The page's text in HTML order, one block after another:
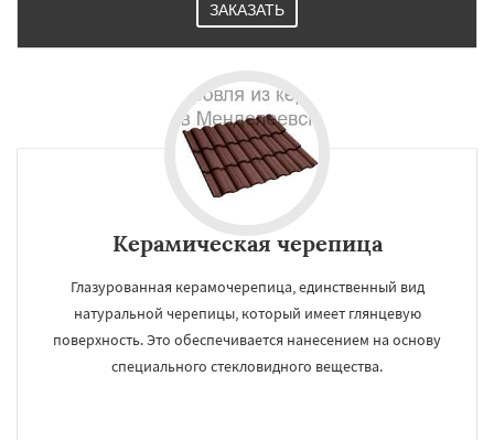
ЗАКАЗАТЬ
Керамическая черепица
Глазурованная керамочерепица, единственный вид
натуральной черепицы, который имеет глянцевую
поверхность. Это обеспечивается нанесением на основу
специального стекловидного вещества.